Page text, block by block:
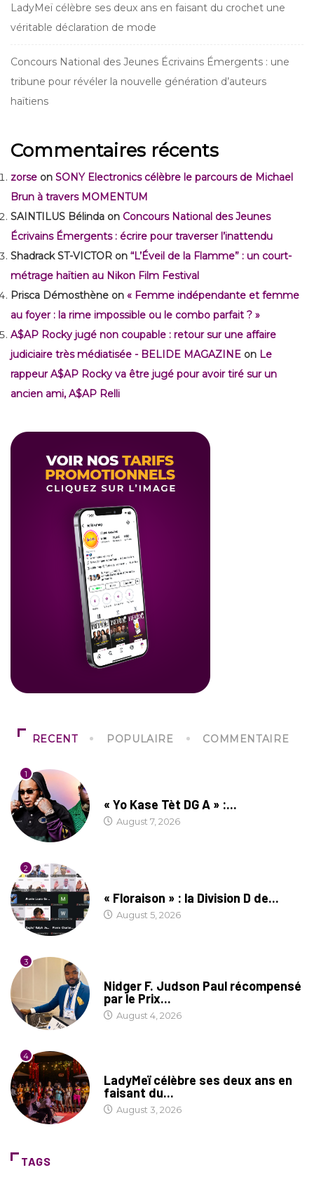
LadyMeï célèbre ses deux ans en faisant du crochet une
véritable déclaration de mode
Concours National des Jeunes Écrivains Émergents : une
tribune pour révéler la nouvelle génération d’auteurs
haïtiens
Commentaires récents
zorse on SONY Electronics célèbre le parcours de Michael
Brun à travers MOMENTUM
SAINTILUS Bélinda on Concours National des Jeunes
Écrivains Émergents : écrire pour traverser l’inattendu
Shadrack ST-VICTOR on “L’Éveil de la Flamme” : un court-
métrage haïtien au Nikon Film Festival
Prisca Démosthène on « Femme indépendante et femme
au foyer : la rime impossible ou le combo parfait ? »
A$AP Rocky jugé non coupable : retour sur une affaire
judiciaire très médiatisée - BELIDE MAGAZINE on Le
rappeur A$AP Rocky va être jugé pour avoir tiré sur un
ancien ami, A$AP Relli
RECENT POPULAIRE COMMENTAIRE
1
« Yo Kase Tèt DG A » :...
August 7, 2026
2
« Floraison » : la Division D de...
August 5, 2026
3
Nidger F. Judson Paul récompensé
par le Prix...
August 4, 2026
4
LadyMeï célèbre ses deux ans en
faisant du...
August 3, 2026
TAGS